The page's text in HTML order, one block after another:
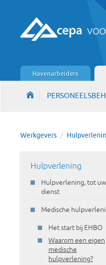
Havenarbeiders
Werkgevers /
Hulpverlening
Hulpverlening, tot uw
dienst
Medische
Het start bij EHBO
Waarom een eigen
medische
hulpverlening?